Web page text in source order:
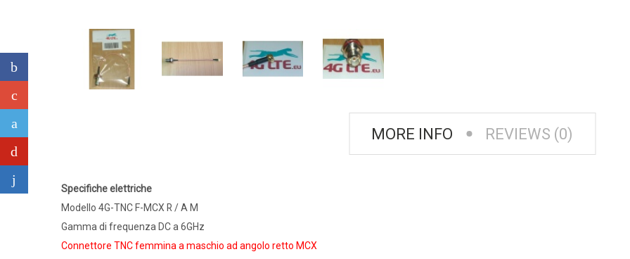
MORE INFO REVIEWS (0)
Specifiche elettriche
Modello 4G-TNC F-MCX R / A M
Gamma di frequenza DC a 6GHz
Connettore TNC femmina a maschio ad angolo retto MCX